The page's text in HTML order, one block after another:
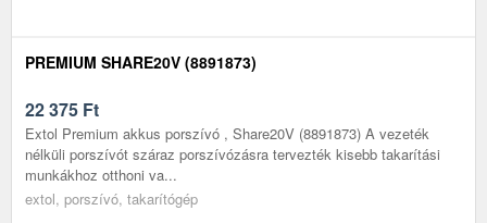
PREMIUM SHARE20V (8891873)
22 375 Ft
Extol Premium akkus porszívó , Share20V (8891873) A vezeték
nélküli porszívót száraz porszívózásra tervezték kisebb takarítási
munkákhoz otthoni va...
extol, porszívó, takarítógép